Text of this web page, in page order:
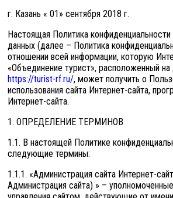
г. Казань « 01» сентября 2018 г.
Настоящая Политика
данных (далее – Политика
отношении всей информации, которую
«Объединение турист», расположенный
https://turist-rf.ru/, может получить о
использования сайта Интернет-сайта,
Интернет-сайта.
1. ОПРЕДЕЛЕНИЕ ТЕРМИНОВ
1.1. В настоящей Политике
следующие термины:
1.1.1. «Администрация сайта Интернет-
Администрация сайта) » –